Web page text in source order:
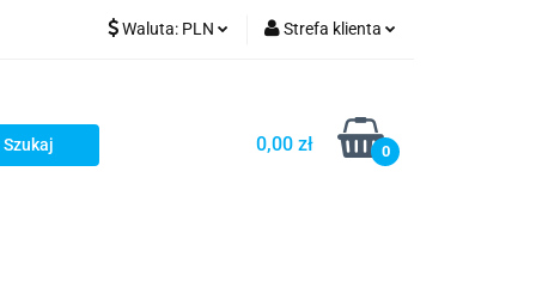
Waluta: PLN Strefa klienta
Zarejestruj się
Dodaj zgłoszenie
0,00 zł 0